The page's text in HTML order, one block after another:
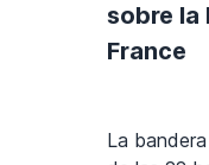
sobre la
France
La